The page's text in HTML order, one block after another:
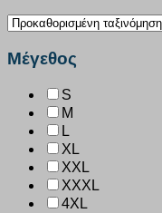
Μέγεθος
S
M
L
XL
XXL
XXXL
4XL